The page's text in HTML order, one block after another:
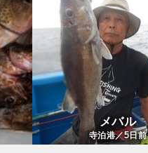
メバル
寺泊港／5日前